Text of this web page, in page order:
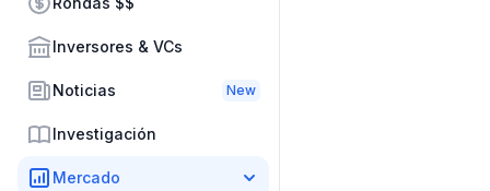
Inversores & VCs
Noticias New
Investigación
Mercado